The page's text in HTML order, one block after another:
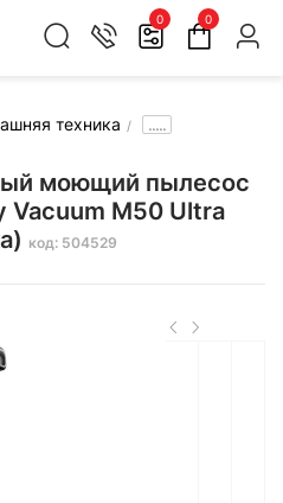
0 0
техника .....
моющий пылесос
Vacuum M50 Ultra
код: 504529